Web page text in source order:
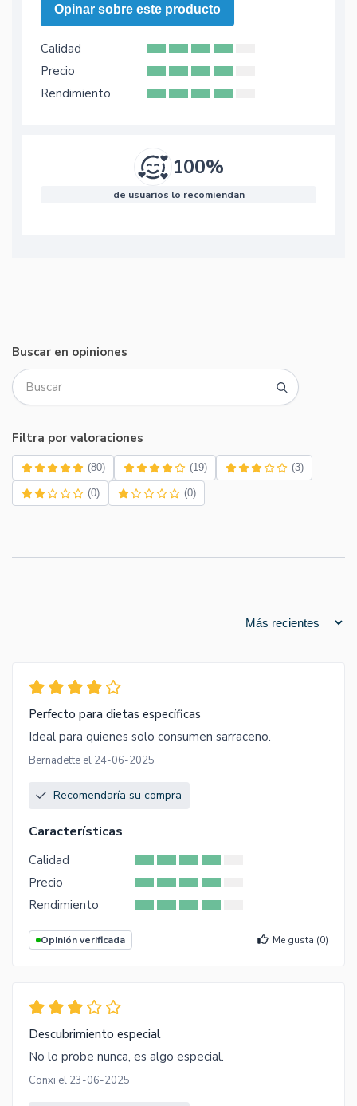
Opinar sobre este producto
Calidad
Precio
Rendimiento
100%
de usuarios lo recomiendan
Buscar en opiniones
Filtra por valoraciones
(80) (19) (3)
(0) (0)
Perfecto para dietas específicas
Ideal para quienes solo consumen sarraceno.
Bernadette el 24-06-2025
Recomendaría su compra
Características
Calidad
Precio
Rendimiento
Opinión verificada Me gusta (0)
Descubrimiento especial
No lo probe nunca, es algo especial.
Conxi el 23-06-2025